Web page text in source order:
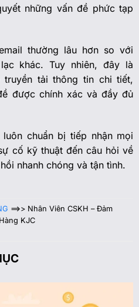
những vấn đề phức tạp
thường lâu hơn so với
khác. Tuy nhiên, đây là
tải thông tin chi tiết,
được chính xác và đầy đủ
chuẩn bị tiếp nhận mọi
cố kỹ thuật đến câu hỏi về
nhanh chóng và tận tình.
==>> Nhân Viên CSKH – Đảm
KJC